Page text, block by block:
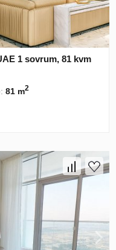
1 sovrum, 81 kvm
81 m2